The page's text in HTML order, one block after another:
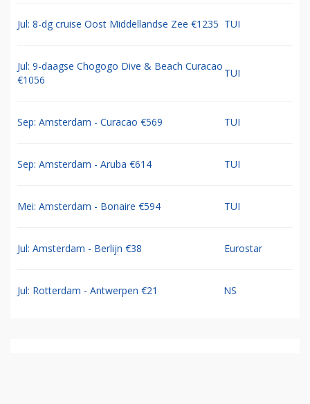
Jul: 8-dg cruise Oost Middellandse Zee €1235 TUI
Jul: 9-daagse Chogogo Dive & Beach Curacao
€1056
TUI
Sep: Amsterdam - Curacao €569 TUI
Sep: Amsterdam - Aruba €614 TUI
Mei: Amsterdam - Bonaire €594 TUI
Jul: Amsterdam - Berlijn €38 Eurostar
Jul: Rotterdam - Antwerpen €21 NS